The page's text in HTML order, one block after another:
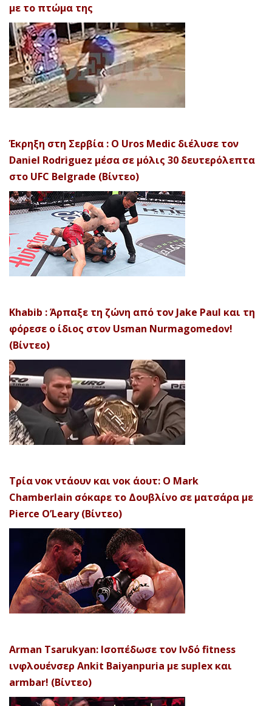
με το πτώμα της
Έκρηξη στη Σερβία : Ο Uros Medic διέλυσε τον
Daniel Rodriguez μέσα σε μόλις 30 δευτερόλεπτα
στο UFC Belgrade (Βίντεο)
Khabib : Άρπαξε τη ζώνη από τον Jake Paul και τη
φόρεσε ο ίδιος στον Usman Nurmagomedov!
(Βίντεο)
Τρία νοκ ντάουν και νοκ άουτ: Ο Mark
Chamberlain σόκαρε το Δουβλίνο σε ματσάρα με
Pierce O’Leary (Βίντεο)
Arman Tsarukyan: Ισοπέδωσε τον Ινδό fitness
ινφλουένσερ Ankit Baiyanpuria με suplex και
armbar! (Βίντεο)